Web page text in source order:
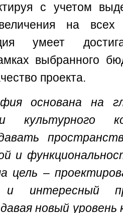
с учетом
на всех
умеет
выбранного
проекта.
основана на
и
цель –
и интересный
новый